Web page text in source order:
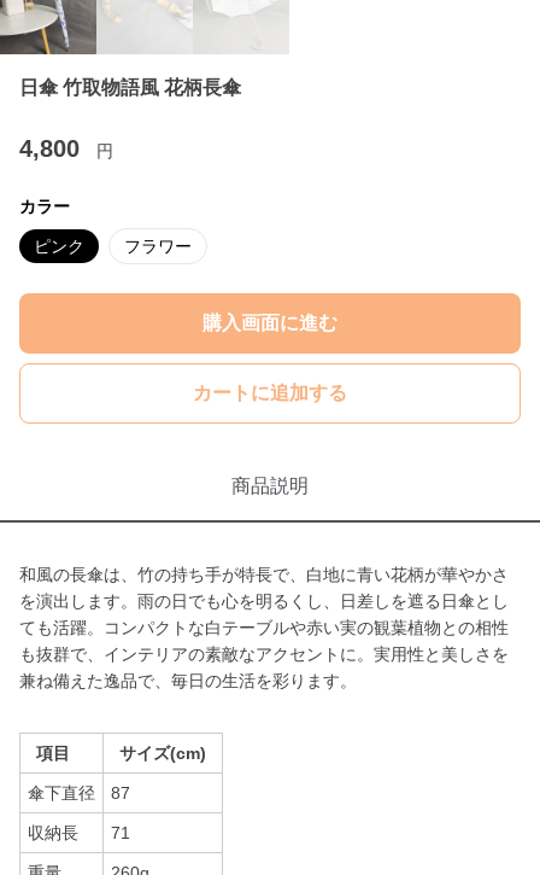
日傘 竹取物語風 花柄長傘
4,800 円
カラー
ピンク フラワー
購入画面に進む
カートに追加する
商品説明
和風の長傘は、竹の持ち手が特長で、白地に青い花柄が華やかさ
を演出します。雨の日でも心を明るくし、日差しを遮る日傘とし
ても活躍。コンパクトな白テーブルや赤い実の観葉植物との相性
も抜群で、インテリアの素敵なアクセントに。実用性と美しさを
兼ね備えた逸品で、毎日の生活を彩ります。
項目 サイズ(cm)
傘下直径 87
収納長 71